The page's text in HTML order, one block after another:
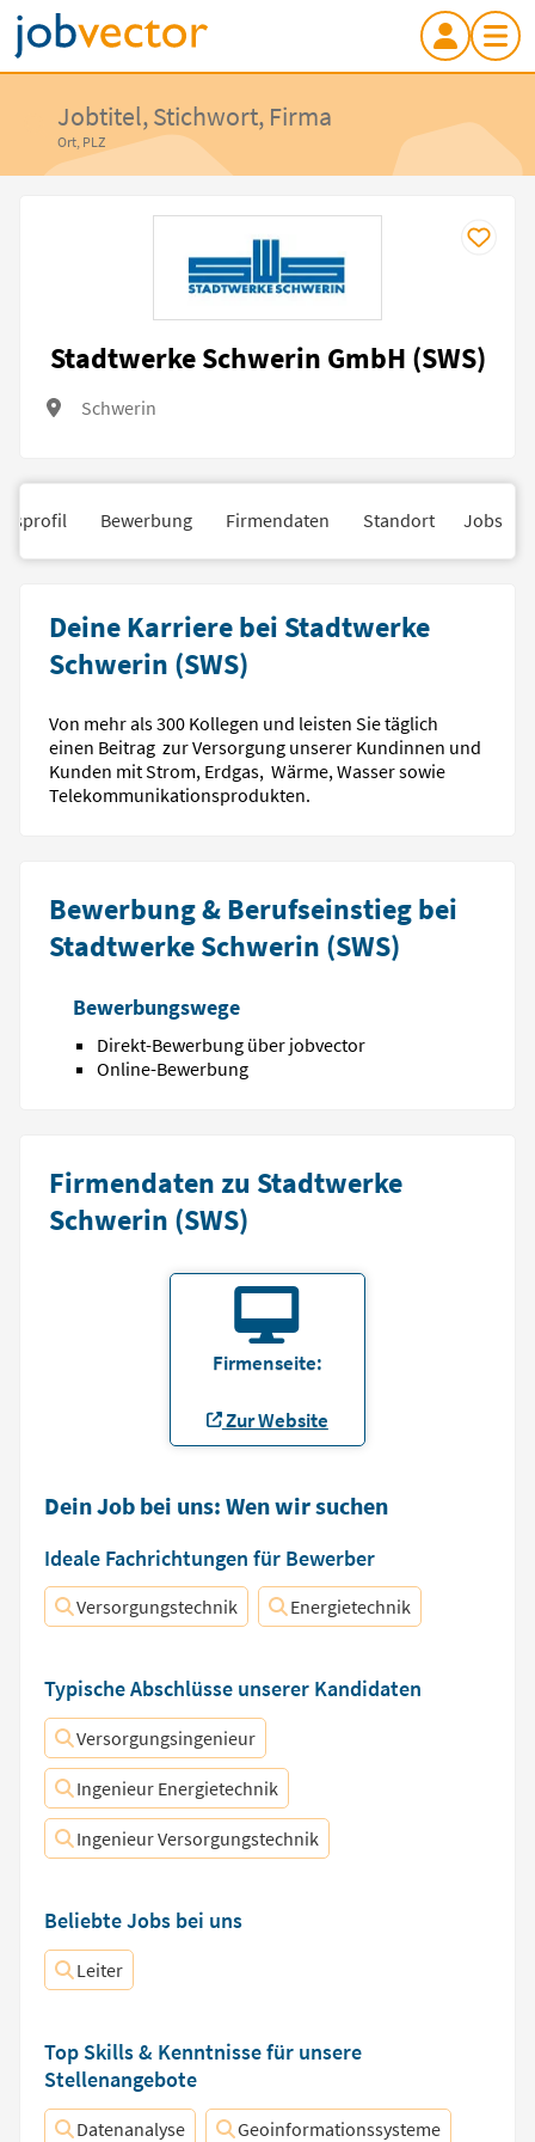
Jobtitel, Stichwort, Firma
Ort, PLZ
Stadtwerke Schwerin GmbH (SWS)
Schwerin
Bewerbung Firmendaten Standort Jobs
Deine Karriere bei Stadtwerke
Schwerin (SWS)
Von mehr als 300 Kollegen und leisten Sie täglich
einen Beitrag zur Versorgung unserer Kundinnen und
Kunden mit Strom, Erdgas, Wärme, Wasser sowie
Telekommunikationsprodukten.
Bewerbung & Berufseinstieg bei
Stadtwerke Schwerin (SWS)
Bewerbungswege
Direkt-Bewerbung über jobvector
Online-Bewerbung
Firmendaten zu Stadtwerke
Schwerin (SWS)
Firmenseite:
Zur Website
Dein Job bei uns: Wen wir suchen
Ideale Fachrichtungen für Bewerber
Versorgungstechnik Energietechnik
Typische Abschlüsse unserer Kandidaten
Versorgungsingenieur
Ingenieur Energietechnik
Ingenieur Versorgungstechnik
Beliebte Jobs bei uns
Leiter
Top Skills & Kenntnisse für unsere
Stellenangebote
Datenanalyse Geoinformationssysteme